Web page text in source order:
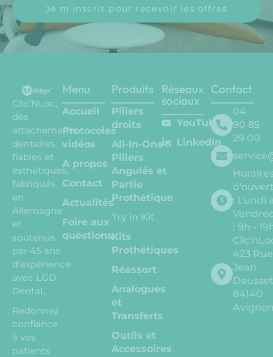
Je m'inscris pour recevoir les offres
Clic’NLoc,
des
attachements
dentaires
fiables et
esthétiques,
fabriqués
en
Allemagne
et
soutenus
par 45 ans
d’expérience
avec LGD
Dental.
Redonnez
confiance
à vos
patients
Menu
Accueil
Protocoles
vidéos
A propos
Contact
Actualités
Foire aux
questions
Produits
Piliers
droits
All-In-One :
Piliers
Angulés et
Partie
Prothétique
Try in Kit
Kits
Prothétiques
Réassort
Analogues
et
Transferts
Outils et
Accessoires
Réseaux
sociaux
YouTube
LinkedIn
Contact
04
90 85
29 00
: Lundi
: 9h -
423 Rue
Jean
84140